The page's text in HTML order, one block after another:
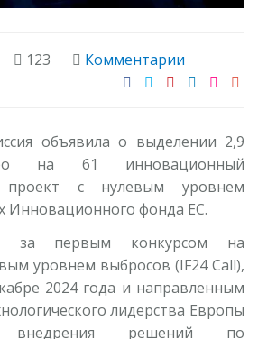
123 Комментарии
объявила о выделении 2,9
на 61 инновационный
проект с нулевым уровнем
Инновационного фонда ЕС.
за первым конкурсом на
уровнем выбросов (IF24 Call),
2024 года и направленным
лидерства Европы
решений по